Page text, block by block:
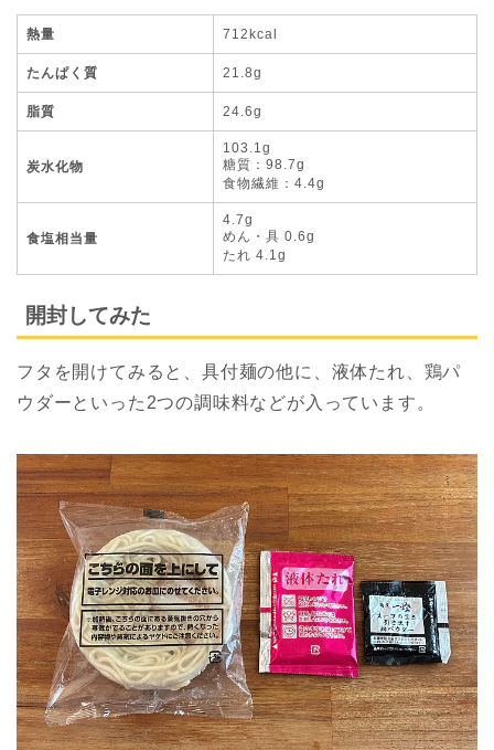
熱量 712kcal
たんぱく質 21.8g
脂質 24.6g
炭水化物
103.1g
糖質：98.7g
食物繊維：4.4g
食塩相当量
4.7g
めん・具 0.6g
たれ 4.1g
開封してみた
フタを開けてみると、具付麺の他に、液体たれ、鶏パ
ウダーといった2つの調味料などが入っています。